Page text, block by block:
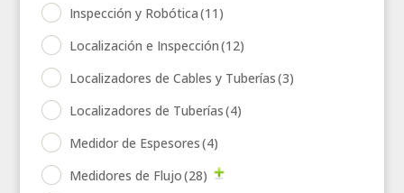
Inspección y Robótica(11)
Localización e Inspección(12)
Localizadores de Cables y Tuberías(3)
Localizadores de Tuberías(4)
Medidor de Espesores(4)
Medidores de Flujo(28)